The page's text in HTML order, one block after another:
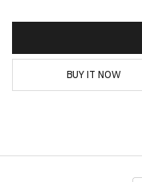
BUY IT NOW